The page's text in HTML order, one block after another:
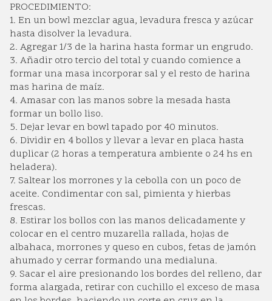
PROCEDIMIENTO:
1. En un bowl mezclar agua, levadura fresca y azúcar
hasta disolver la levadura.
2. Agregar 1/3 de la harina hasta formar un engrudo.
3. Añadir otro tercio del total y cuando comience a
formar una masa incorporar sal y el resto de harina
mas harina de maíz.
4. Amasar con las manos sobre la mesada hasta
formar un bollo liso.
5. Dejar levar en bowl tapado por 40 minutos.
6. Dividir en 4 bollos y llevar a levar en placa hasta
duplicar (2 horas a temperatura ambiente o 24 hs en
heladera).
7. Saltear los morrones y la cebolla con un poco de
aceite. Condimentar con sal, pimienta y hierbas
frescas.
8. Estirar los bollos con las manos delicadamente y
colocar en el centro muzarella rallada, hojas de
albahaca, morrones y queso en cubos, fetas de jamón
ahumado y cerrar formando una medialuna.
9. Sacar el aire presionando los bordes del relleno, dar
forma alargada, retirar con cuchillo el exceso de masa